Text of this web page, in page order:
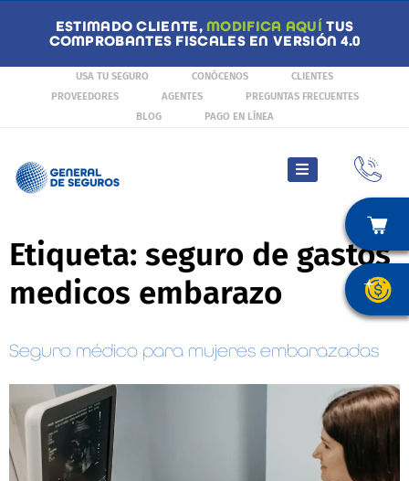
ESTIMADO CLIENTE, MODIFICA AQUÍ TUS
COMPROBANTES FISCALES EN VERSIÓN 4.0
USA TU SEGURO CONÓCENOS
CLIENTES
PROVEEDORES
AGENTES
PREGUNTAS FRECUENTES
BLOG
PAGO EN LÍNEA
Etiqueta: seguro de gastos
medicos embarazo
Seguro médico para mujeres embarazadas